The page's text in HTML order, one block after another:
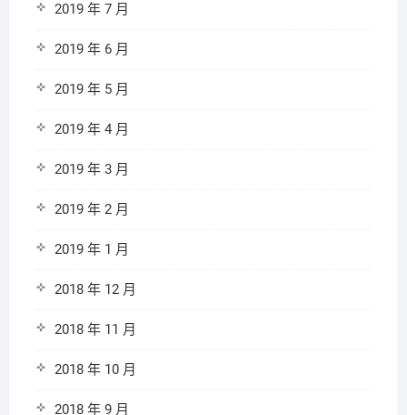
2019 年 7 月
2019 年 6 月
2019 年 5 月
2019 年 4 月
2019 年 3 月
2019 年 2 月
2019 年 1 月
2018 年 12 月
2018 年 11 月
2018 年 10 月
2018 年 9 月